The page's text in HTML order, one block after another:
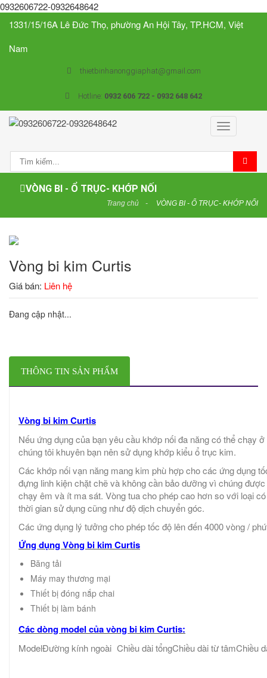
0932606722-0932648642
1331/15/16A Lê Đức Thọ, phường An Hội Tây, TP.HCM, Việt
Nam
thietbinhanonggiaphat@gmail.com
Hotline: 0932 606 722 - 0932 648 642
Toggle
navigation
VÒNG BI - Ổ TRỤC- KHỚP NỐI
Trang chủ VÒNG BI - Ổ TRỤC- KHỚP NỐI
Vòng bi kim Curtis
Giá bán: Liên hệ
Đang cập nhật...
THÔNG TIN SẢN PHẨM
Vòng bi kim Curtis
Nếu ứng dụng của bạn yêu cầu khớp nối đa năng có thể chạy
chúng tôi khuyên bạn nên sử dụng khớp kiểu ổ trục kim.
Các khớp nối vạn năng mang kim phù hợp cho các ứng dụng
đựng linh kiện chặt chẽ và không cần bảo dưỡng vì chúng
chạy êm và ít ma sát. Vòng tua cho phép cao hơn so với loại
thời gian sử dụng cũng như độ dịch chuyển góc.
Các ứng dụng lý tưởng cho phép tốc độ lên đến 4000 vòng /
Ứng dụng Vòng bi kim Curtis
Băng tải
Máy may thương mại
Thiết bị đóng nắp chai
Thiết bị làm bánh
Các dòng model của vòng bi kim Curtis:
ModelĐường kính ngoài Chiều dài tổngChiều dài từ tâmChiều